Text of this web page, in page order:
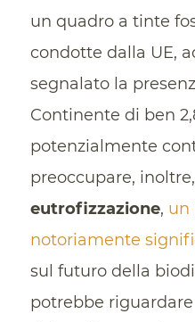
un quadro a tinte
condotte dalla UE,
segnalato la
Continente di ben
potenzialmente
preoccupare,
eutrofizzazione, un
notoriamente
sul futuro della
potrebbe riguardare